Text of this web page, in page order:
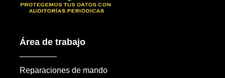
Área de trabajo
Reparaciones de mando